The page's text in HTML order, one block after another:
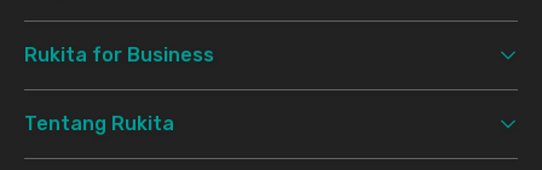
Rukita for Business
Tentang Rukita